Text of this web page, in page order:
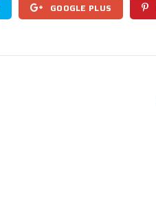
GOOGLE PLUS